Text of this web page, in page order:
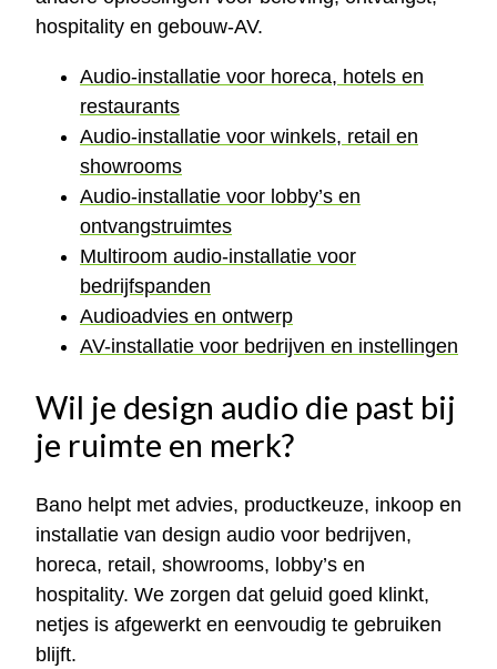
hospitality en gebouw-AV.
Audio-installatie voor horeca, hotels en
restaurants
Audio-installatie voor winkels, retail en
showrooms
Audio-installatie voor lobby’s en
ontvangstruimtes
Multiroom audio-installatie voor
bedrijfspanden
Audioadvies en ontwerp
AV-installatie voor bedrijven en instellingen
Wil je design audio die past bij
je ruimte en merk?
Bano helpt met advies, productkeuze, inkoop en
installatie van design audio voor bedrijven,
horeca, retail, showrooms, lobby’s en
hospitality. We zorgen dat geluid goed klinkt,
netjes is afgewerkt en eenvoudig te gebruiken
blijft.